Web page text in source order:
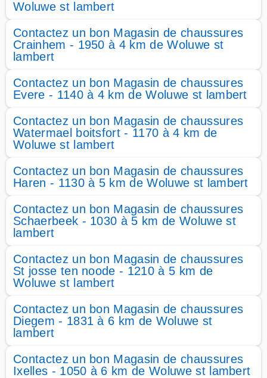
Woluwe st lambert
Contactez un bon Magasin de chaussures
Crainhem - 1950 à 4 km de Woluwe st
lambert
Contactez un bon Magasin de chaussures
Evere - 1140 à 4 km de Woluwe st lambert
Contactez un bon Magasin de chaussures
Watermael boitsfort - 1170 à 4 km de
Woluwe st lambert
Contactez un bon Magasin de chaussures
Haren - 1130 à 5 km de Woluwe st lambert
Contactez un bon Magasin de chaussures
Schaerbeek - 1030 à 5 km de Woluwe st
lambert
Contactez un bon Magasin de chaussures
St josse ten noode - 1210 à 5 km de
Woluwe st lambert
Contactez un bon Magasin de chaussures
Diegem - 1831 à 6 km de Woluwe st
lambert
Contactez un bon Magasin de chaussures
Ixelles - 1050 à 6 km de Woluwe st lambert